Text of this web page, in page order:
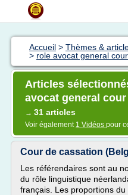
Accueil > Thèmes &
> role avocat general
Articles
avocat general
→ 31 articles
Voir également 1 Vidéos pour
Cour de cassation
Les référendaires sont au
du rôle linguistique
français. Les proportions